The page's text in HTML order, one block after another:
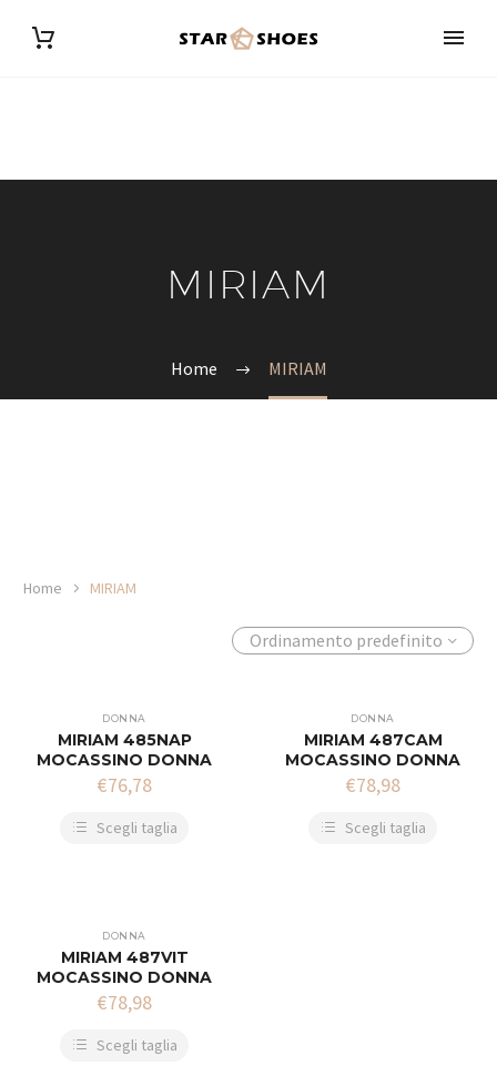
MIRIAM
Home MIRIAM
Home MIRIAM
Ordinamento predefinito
DONNA
MIRIAM 485NAP
MOCASSINO DONNA
€76,78
Scegli taglia
DONNA
MIRIAM 487CAM
MOCASSINO DONNA
€78,98
Scegli taglia
DONNA
MIRIAM 487VIT
MOCASSINO DONNA
€78,98
Scegli taglia